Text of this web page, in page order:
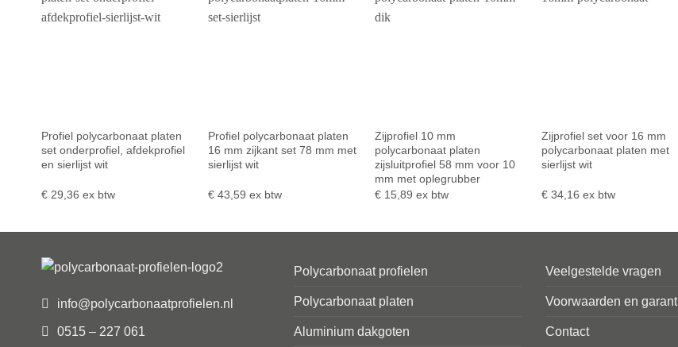
Profiel polycarbonaat platen
set onderprofiel, afdekprofiel
en sierlijst wit
€29,36 ex btw
Profiel polycarbonaat platen
16 mm zijkant set 78 mm met
sierlijst wit
€43,59 ex btw
Zijprofiel 10 mm
polycarbonaat platen
zijsluitprofiel 58 mm voor 10
mm met oplegrubber
€15,89 ex btw
Zijprofiel set voor 16 mm
polycarbonaat platen met
sierlijst wit
€34,16 ex btw
info@polycarbonaatprofielen.nl
0515 – 227 061
Polycarbonaat profielen
Polycarbonaat platen
Aluminium dakgoten
Veelgestelde vragen
Voorwaarden en
Contact